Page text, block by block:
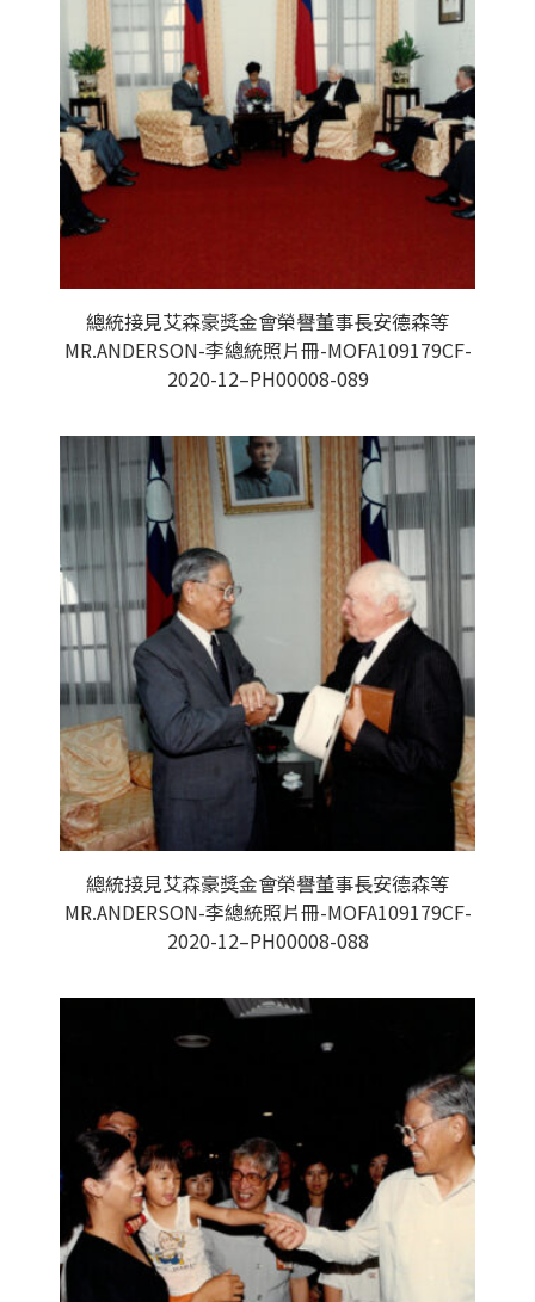
總統接見艾森豪獎金會榮譽董事長安德森等
MR.ANDERSON-李總統照片冊-MOFA109179CF-
2020-12–PH00008-089
總統接見艾森豪獎金會榮譽董事長安德森等
MR.ANDERSON-李總統照片冊-MOFA109179CF-
2020-12–PH00008-088